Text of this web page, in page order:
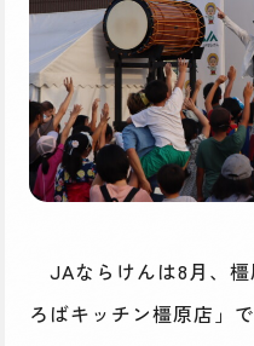
JAならけんは8月、
ろばキッチン橿原店」